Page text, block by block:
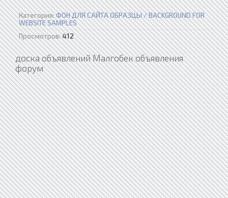
Категория:ФОН ДЛЯ САЙТА ОБРАЗЦЫ / BACKGROUND FOR
WEBSITE SAMPLES
Просмотров:412
доска объявлений Малгобек объявления
форум